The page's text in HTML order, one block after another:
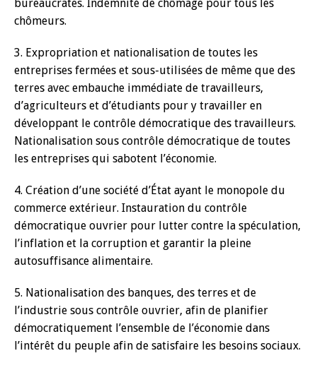
bureaucrates. Indemnité de chômage pour tous les
chômeurs.
3. Expropriation et nationalisation de toutes les
entreprises fermées et sous-utilisées de même que des
terres avec embauche immédiate de travailleurs,
d’agriculteurs et d’étudiants pour y travailler en
développant le contrôle démocratique des travailleurs.
Nationalisation sous contrôle démocratique de toutes
les entreprises qui sabotent l’économie.
4. Création d’une société d’État ayant le monopole du
commerce extérieur. Instauration du contrôle
démocratique ouvrier pour lutter contre la spéculation,
l’inflation et la corruption et garantir la pleine
autosuffisance alimentaire.
5. Nationalisation des banques, des terres et de
l’industrie sous contrôle ouvrier, afin de planifier
démocratiquement l’ensemble de l’économie dans
l’intérêt du peuple afin de satisfaire les besoins sociaux.